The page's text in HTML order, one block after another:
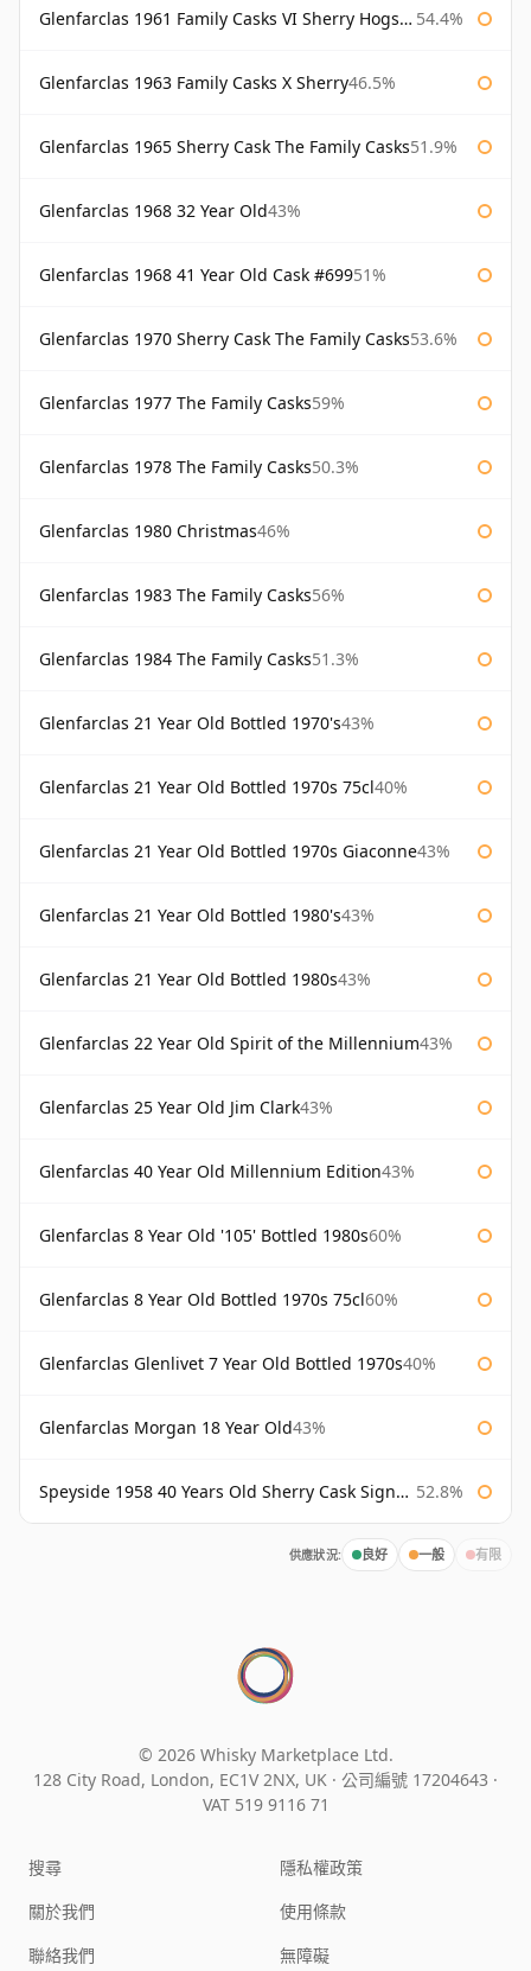
Glenfarclas 1961 Family Casks VI Sherry Hogshead #1326 54.4%
Glenfarclas 1963 Family Casks X Sherry46.5%
Glenfarclas 1965 Sherry Cask The Family Casks51.9%
Glenfarclas 1968 32 Year Old43%
Glenfarclas 1968 41 Year Old Cask #69951%
Glenfarclas 1970 Sherry Cask The Family Casks53.6%
Glenfarclas 1977 The Family Casks59%
Glenfarclas 1978 The Family Casks50.3%
Glenfarclas 1980 Christmas46%
Glenfarclas 1983 The Family Casks56%
Glenfarclas 1984 The Family Casks51.3%
Glenfarclas 21 Year Old Bottled 1970's43%
Glenfarclas 21 Year Old Bottled 1970s 75cl40%
Glenfarclas 21 Year Old Bottled 1970s Giaconne43%
Glenfarclas 21 Year Old Bottled 1980's43%
Glenfarclas 21 Year Old Bottled 1980s43%
Glenfarclas 22 Year Old Spirit of the Millennium43%
Glenfarclas 25 Year Old Jim Clark43%
Glenfarclas 40 Year Old Millennium Edition43%
Glenfarclas 8 Year Old '105' Bottled 1980s60%
Glenfarclas 8 Year Old Bottled 1970s 75cl60%
Glenfarclas Glenlivet 7 Year Old Bottled 1970s40%
Glenfarclas Morgan 18 Year Old43%
Speyside 1958 40 Years Old Sherry Cask Signatory 52.8%
供應狀況: 良好 一般 有限
© 2026 Whisky Marketplace Ltd.
128 City Road, London, EC1V 2NX, UK · 公司編號 17204643 ·
VAT 519 9116 71
搜尋
關於我們
聯絡我們
隱私權政策
使用條款
無障礙